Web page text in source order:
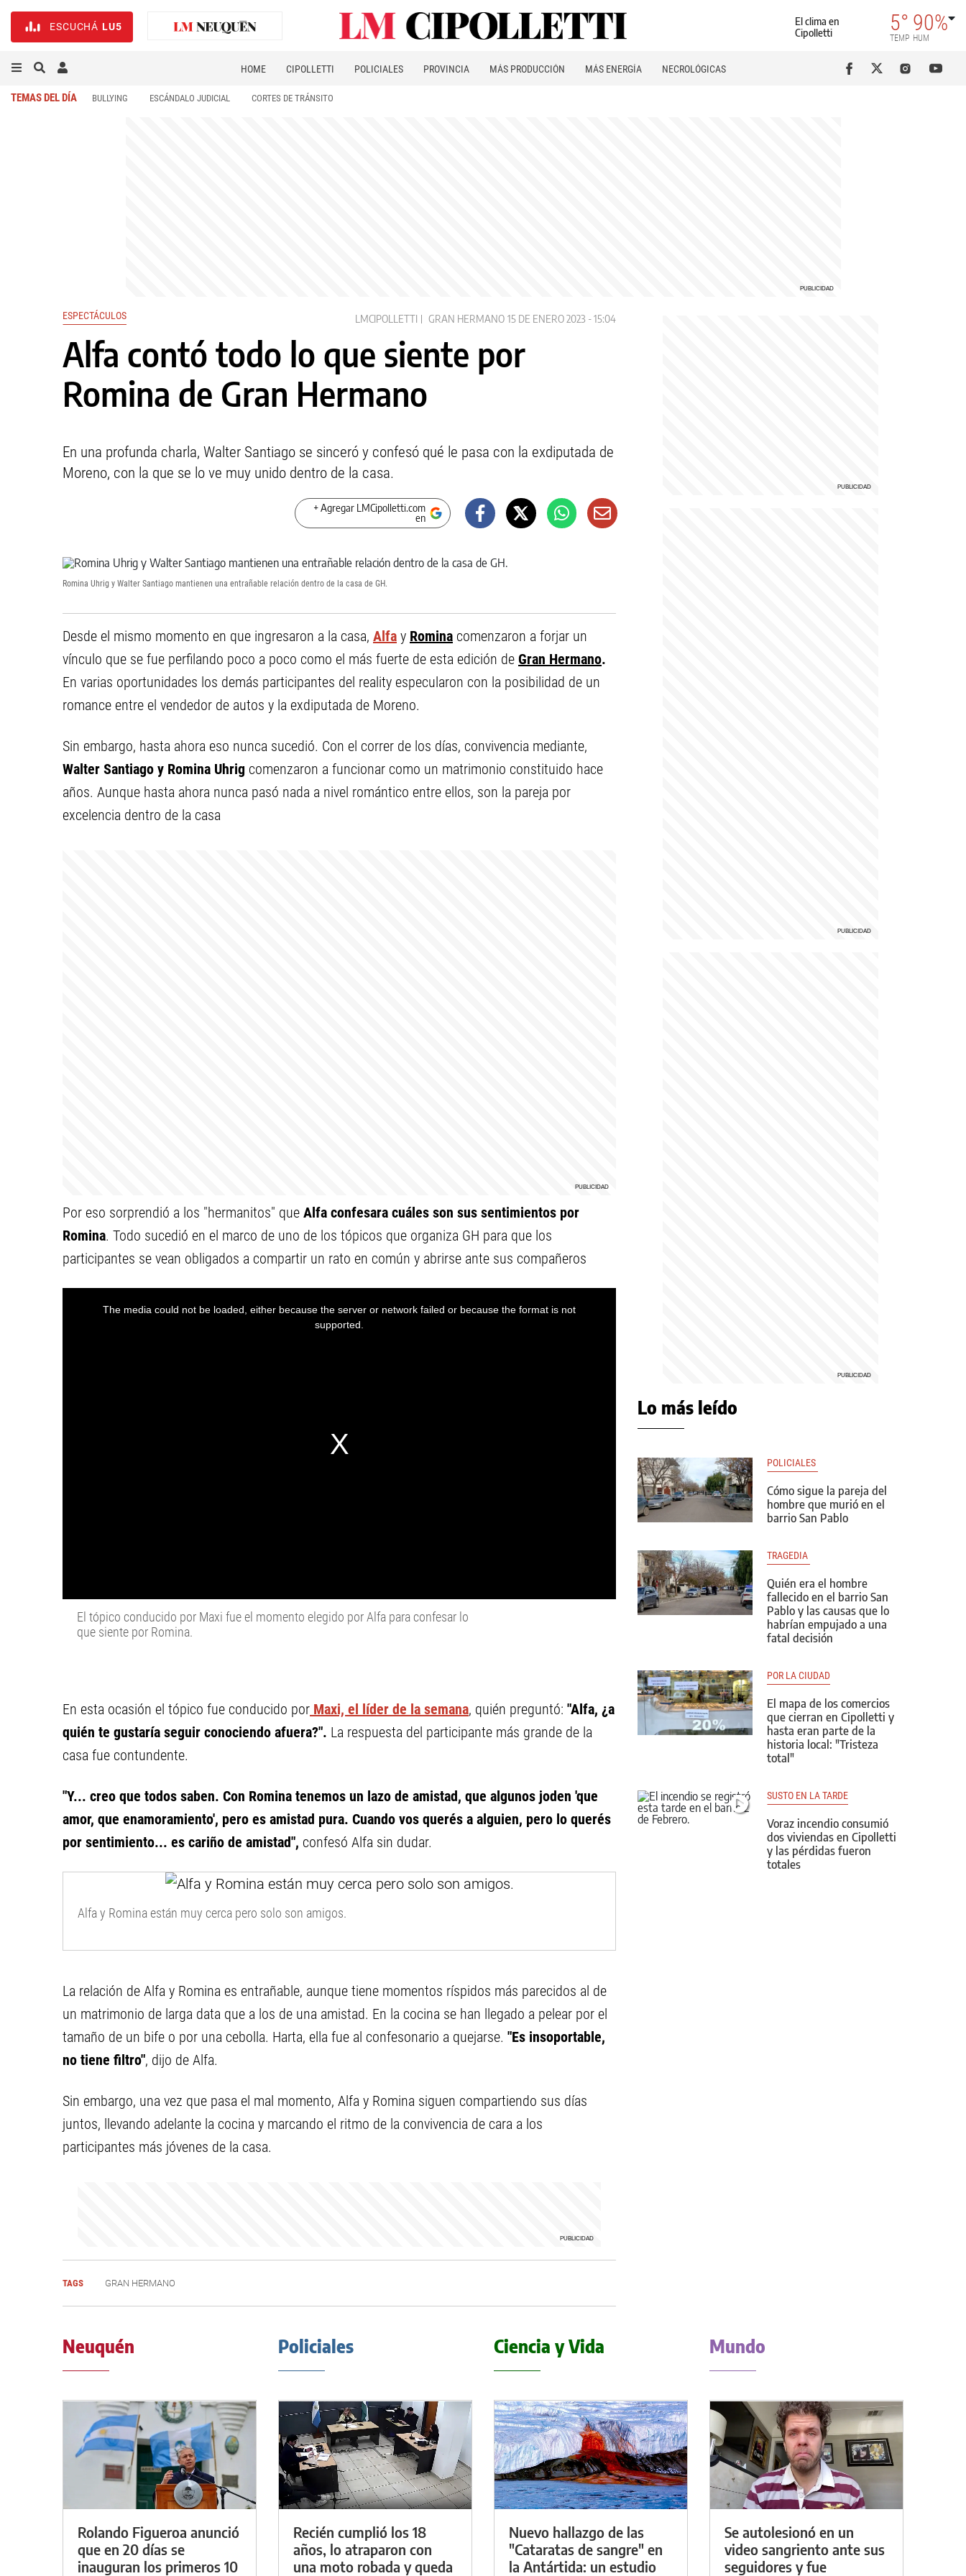
ESCUCHÁ LU5
El clima en
Cipolletti
5°
TEMP
90%
HUM
HOME CIPOLLETTI POLICIALES PROVINCIA MÁS PRODUCCIÓN MÁS ENERGÍA NECROLÓGICAS
TEMAS DEL DÍA BULLYING ESCÁNDALO JUDICIAL CORTES DE TRÁNSITO
ESPECTÁCULOS LMCIPOLLETTI GRAN HERMANO 15 DE ENERO 2023 - 15:04
Alfa contó todo lo que siente por
Romina de Gran Hermano
En una profunda charla, Walter Santiago se sinceró y confesó qué le pasa con la exdiputada de
Moreno, con la que se lo ve muy unido dentro de la casa.
+ Agregar LMCipolletti.com
en
Romina Uhrig y Walter Santiago mantienen una entrañable relación dentro de la casa de GH.
Desde el mismo momento en que ingresaron a la casa, Alfa y Romina comenzaron a forjar un
vínculo que se fue perfilando poco a poco como el más fuerte de esta edición de Gran Hermano.
En varias oportunidades los demás participantes del reality especularon con la posibilidad de un
romance entre el vendedor de autos y la exdiputada de Moreno.
Sin embargo, hasta ahora eso nunca sucedió. Con el correr de los días, convivencia mediante,
Walter Santiago y Romina Uhrig comenzaron a funcionar como un matrimonio constituido hace
años. Aunque hasta ahora nunca pasó nada a nivel romántico entre ellos, son la pareja por
excelencia dentro de la casa
Por eso sorprendió a los "hermanitos" que Alfa confesara cuáles son sus sentimientos por
Romina. Todo sucedió en el marco de uno de los tópicos que organiza GH para que los
participantes se vean obligados a compartir un rato en común y abrirse ante sus compañeros
El tópico conducido por Maxi fue el momento elegido por Alfa para confesar lo
que siente por Romina.
En esta ocasión el tópico fue conducido por Maxi, el líder de la semana, quién preguntó: "Alfa, ¿a
quién te gustaría seguir conociendo afuera?". La respuesta del participante más grande de la
casa fue contundente.
"Y... creo que todos saben. Con Romina tenemos un lazo de amistad, que algunos joden 'que
amor, que enamoramiento', pero es amistad pura. Cuando vos querés a alguien, pero lo querés
por sentimiento... es cariño de amistad", confesó Alfa sin dudar.
Alfa y Romina están muy cerca pero solo son amigos.
La relación de Alfa y Romina es entrañable, aunque tiene momentos ríspidos más parecidos al de
un matrimonio de larga data que a los de una amistad. En la cocina se han llegado a pelear por el
tamaño de un bife o por una cebolla. Harta, ella fue al confesonario a quejarse. "Es insoportable,
no tiene filtro", dijo de Alfa.
Sin embargo, una vez que pasa el mal momento, Alfa y Romina siguen compartiendo sus días
juntos, llevando adelante la cocina y marcando el ritmo de la convivencia de cara a los
participantes más jóvenes de la casa.
TAGS GRAN HERMANO
Lo más leído
POLICIALES
Cómo sigue la pareja del
hombre que murió en el
barrio San Pablo
TRAGEDIA
Quién era el hombre
fallecido en el barrio San
Pablo y las causas que lo
habrían empujado a una
fatal decisión
POR LA CIUDAD
El mapa de los comercios
que cierran en Cipolletti y
hasta eran parte de la
historia local: "Tristeza
total"
SUSTO EN LA TARDE
Voraz incendio consumió
dos viviendas en Cipolletti
y las pérdidas fueron
totales
Neuquén
Rolando Figueroa anunció
que en 20 días se
inauguran los primeros 10
Policiales
Recién cumplió los 18
años, lo atraparon con
una moto robada y queda
Ciencia y Vida
Nuevo hallazgo de las
"Cataratas de sangre" en
la Antártida: un estudio
Mundo
Se autolesionó en un
video sangriento ante sus
seguidores y fue